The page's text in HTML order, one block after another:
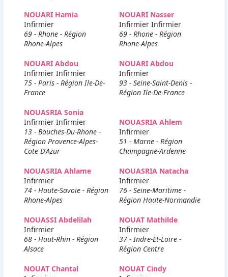
NOUARI Hamia
Infirmier
69 - Rhone - Région
Rhone-Alpes
NOUARI Nasser
Infirmier Infirmier
69 - Rhone - Région
Rhone-Alpes
NOUARI Abdou
Infirmier Infirmier
75 - Paris - Région Ile-De-
France
NOUARI Abdou
Infirmier
93 - Seine-Saint-Denis -
Région Ile-De-France
NOUASRIA Sonia
Infirmier Infirmier
13 - Bouches-Du-Rhone -
Région Provence-Alpes-
Cote D'Azur
NOUASRIA Ahlem
Infirmier
51 - Marne - Région
Champagne-Ardenne
NOUASRIA Ahlame
Infirmier
74 - Haute-Savoie - Région
Rhone-Alpes
NOUASRIA Natacha
Infirmier
76 - Seine-Maritime -
Région Haute-Normandie
NOUASSI Abdelilah
Infirmier
68 - Haut-Rhin - Région
Alsace
NOUAT Mathilde
Infirmier
37 - Indre-Et-Loire -
Région Centre
NOUAT Chantal
NOUAT Cindy